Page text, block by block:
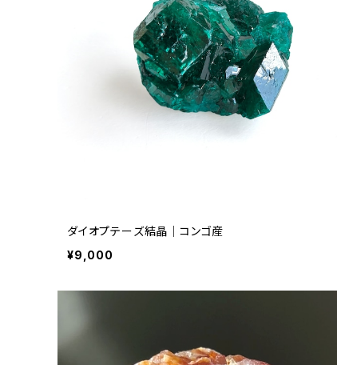
ダイオプテーズ結晶｜コンゴ産
¥9,000